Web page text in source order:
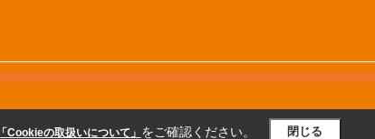
Cookieの取扱いについて」 をご確認ください。 閉じる